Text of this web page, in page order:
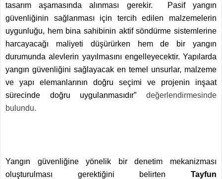
tasarım aşamasında alınması gerekir. Pasif yangın
güvenliğinin sağlanması için tercih edilen malzemelerin
uygunluğu, hem bina sahibinin aktif söndürme sistemlerine
harcayacağı maliyeti düşürürken hem de bir yangın
durumunda alevlerin yayılmasını engelleyecektir. Yapılarda
yangın güvenliğini sağlayacak en temel unsurlar, malzeme
ve yapı elemanlarının doğru seçimi ve projenin inşaat
sürecinde doğru uygulanmasıdır” değerlendirmesinde
bulundu.
Yangın güvenliğine yönelik bir denetim mekanizması
oluşturulması gerektiğini belirten Tayfun